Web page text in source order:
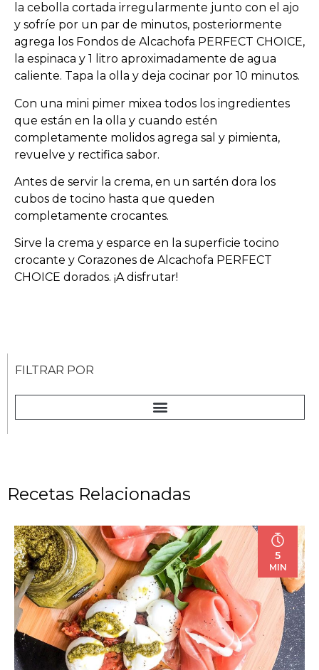
la cebolla cortada irregularmente junto con el ajo
y sofríe por un par de minutos, posteriormente
agrega los Fondos de Alcachofa PERFECT CHOICE,
la espinaca y 1 litro aproximadamente de agua
caliente. Tapa la olla y deja cocinar por 10 minutos.
Con una mini pimer mixea todos los ingredientes
que están en la olla y cuando estén
completamente molidos agrega sal y pimienta,
revuelve y rectifica sabor.
Antes de servir la crema, en un sartén dora los
cubos de tocino hasta que queden
completamente crocantes.
Sirve la crema y esparce en la superficie tocino
crocante y Corazones de Alcachofa PERFECT
CHOICE dorados. ¡A disfrutar!
FILTRAR POR
Recetas Relacionadas
5
MIN